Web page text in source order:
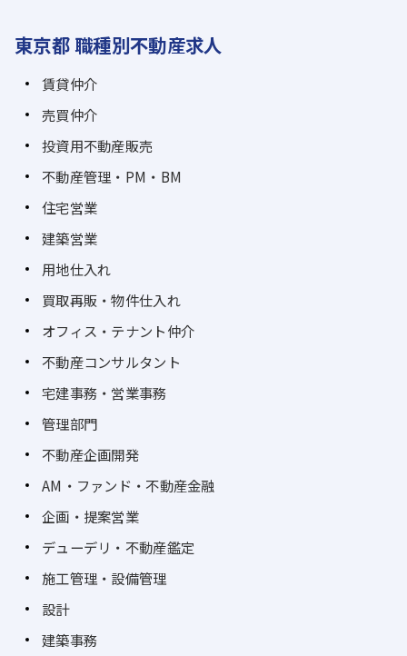
東京都 職種別不動産求人
賃貸仲介
売買仲介
投資用不動産販売
不動産管理・PM・BM
住宅営業
建築営業
用地仕入れ
買取再販・物件仕入れ
オフィス・テナント仲介
不動産コンサルタント
宅建事務・営業事務
管理部門
不動産企画開発
AM・ファンド・不動産金融
企画・提案営業
デューデリ・不動産鑑定
施工管理・設備管理
設計
建築事務